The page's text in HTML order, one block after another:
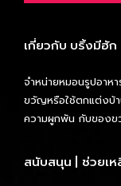
เกี่ยวกับ บริ้งมีฮัก
จำหน่ายหมอนรูปอาห
ขวัญหรือใช้ตกแต่งบ้
ความผูกพัน กับของข
สนับสนุน | ช่วยเห